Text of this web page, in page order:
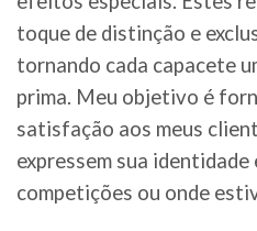
toque de distinção e
tornando cada capacete
prima. Meu objetivo é
satisfação aos meus
expressem sua identidade
competições ou onde